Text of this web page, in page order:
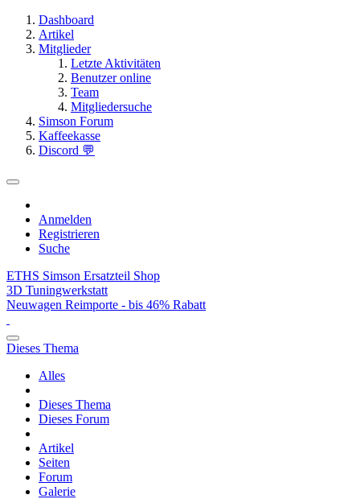
Dashboard
Artikel
Mitglieder
Letzte Aktivitäten
Benutzer online
Team
Mitgliedersuche
Simson Forum
Kaffeekasse
Discord 💬
Anmelden
Registrieren
Suche
ETHS Simson Ersatzteil Shop
3D Tuningwerkstatt
Neuwagen Reimporte - bis 46% Rabatt
Dieses Thema
Alles
Dieses Thema
Dieses Forum
Artikel
Seiten
Forum
Galerie